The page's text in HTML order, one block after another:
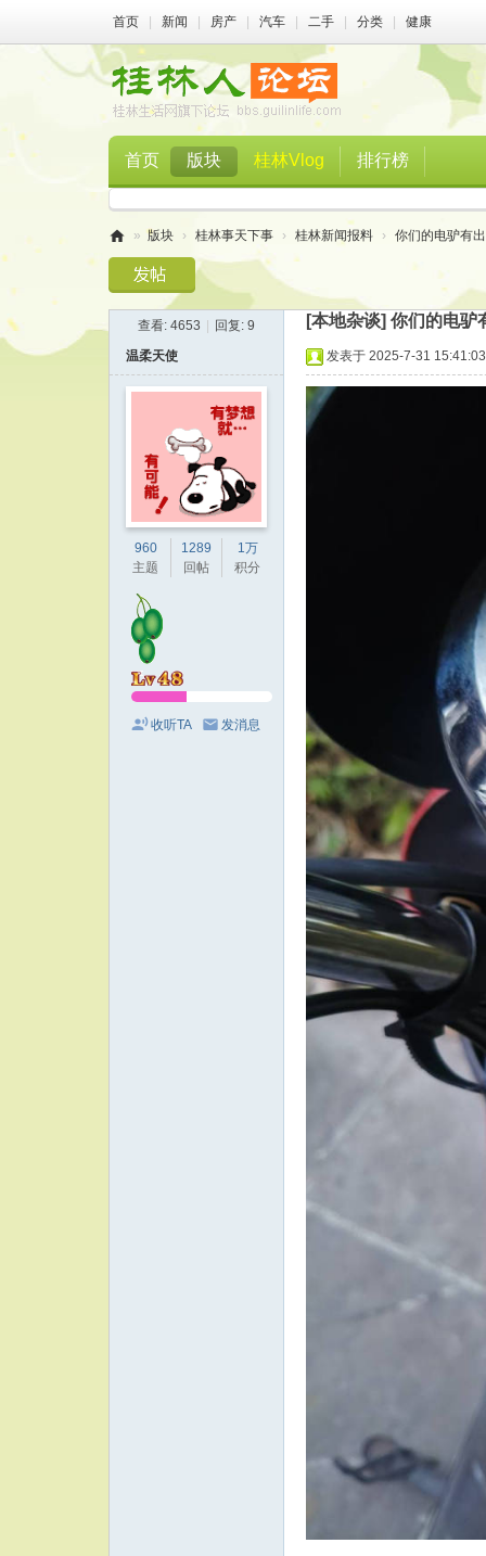
首页 新闻 房产 汽车 二手 分类 健康
首页 版块 桂林Vlog 排行榜
林
» 版块 › 桂林事天下事 › 桂林新闻报料 › 你们的电驴有
查看: 4653 回复: 9 [本地杂谈] 你们的电驴
温柔天使
960
主题
1289
回帖
1万
积分
收听TA 发消息
发表于 2025-7-31 15:41:03